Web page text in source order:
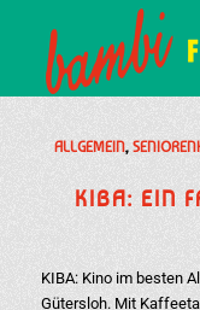
ALLGEMEIN,
KIBA: EIN
KIBA: Kino im besten
Gütersloh. Mit